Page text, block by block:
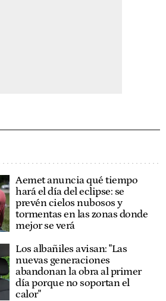
Aemet anuncia qué tiempo
hará el día del eclipse: se
prevén cielos nubosos y
tormentas en las zonas donde
mejor se verá
Los albañiles avisan: "Las
nuevas generaciones
abandonan la obra al primer
día porque no soportan el
calor"